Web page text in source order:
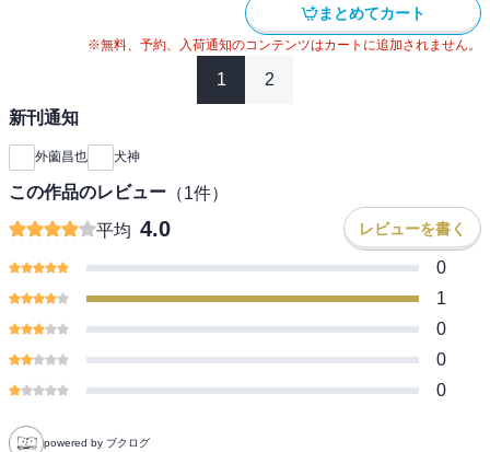
まとめてカート
※無料、予約、入荷通知のコンテンツはカートに追加されません。
1 2
新刊通知
外薗昌也 犬神
この作品のレビュー （1件）
平均 4.0 レビューを書く
0
1
0
0
0
powered by ブクログ